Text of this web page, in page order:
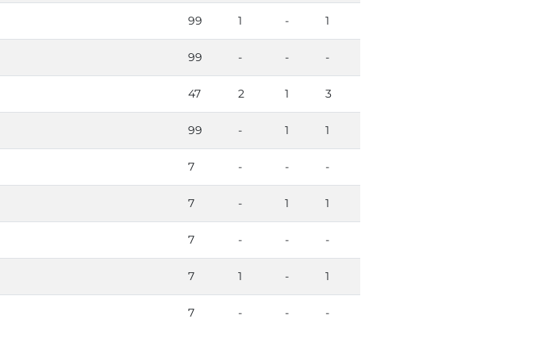
99 1 - 1
99 - - -
47 2 1 3
99 - 1 1
7 - - -
7 - 1 1
7 - - -
7 1 - 1
7 - - -